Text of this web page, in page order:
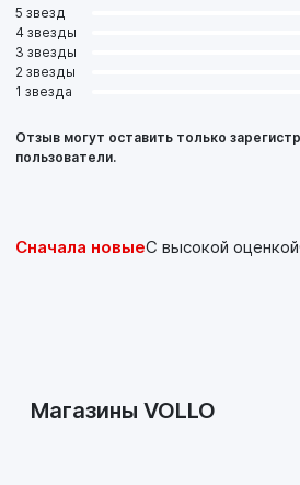
5 звезд
4 звезды
3 звезды
2 звезды
1 звезда
Отзыв могут оставить только
пользователи.
Сначала новыеС высокой оценкой
Магазины VOLLO